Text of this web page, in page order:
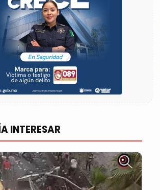
INTERESAR